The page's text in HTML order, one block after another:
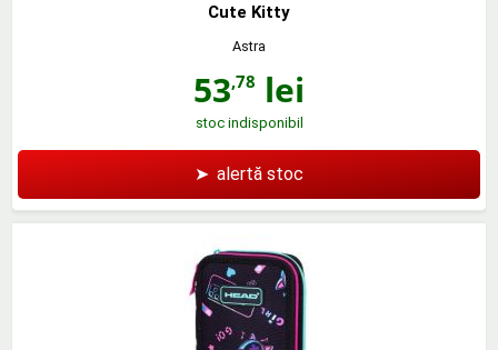
Cute Kitty
Astra
53,78 lei
stoc indisponibil
➤ alertă stoc